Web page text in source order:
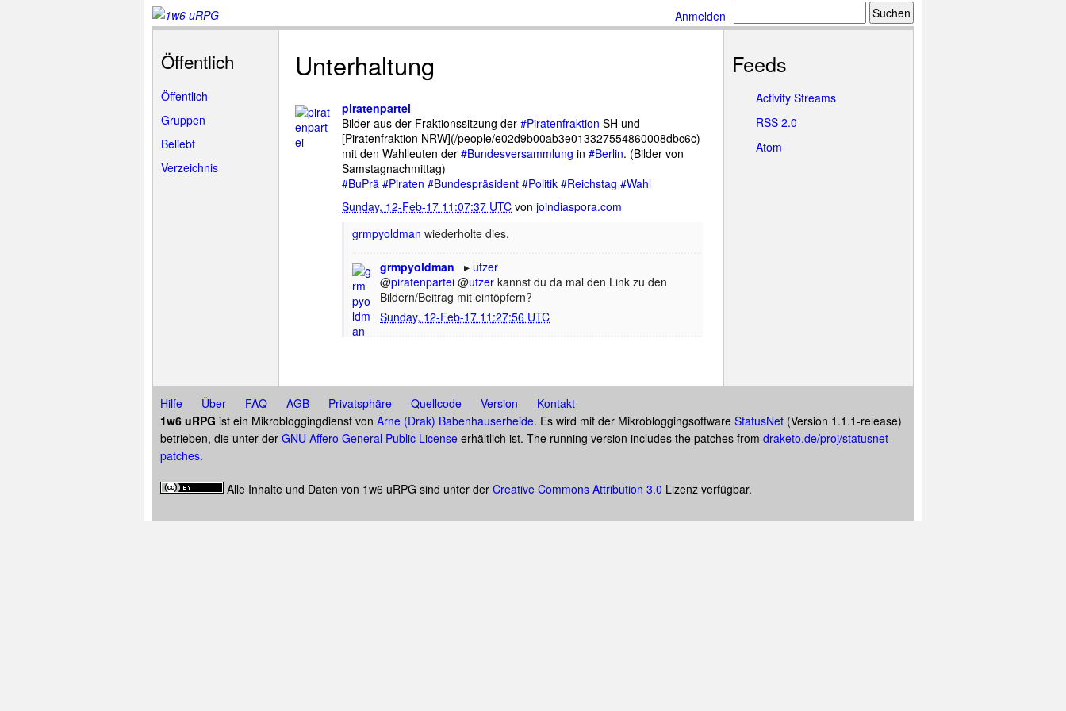
Anmelden
Öffentlich
Öffentlich
Gruppen
Beliebt
Verzeichnis
Unterhaltung
piratenpartei
Bilder aus der Fraktionssitzung der #Piratenfraktion SH und
[Piratenfraktion NRW](/people/e02d9b00ab3e013327554860008dbc6c)
mit den Wahlleuten der #Bundesversammlung in #Berlin. (Bilder von
Samstagnachmittag)
#BuPrä #Piraten #Bundespräsident #Politik #Reichstag #Wahl
Sunday, 12-Feb-17 11:07:37 UTC von joindiaspora.com
grmpyoldman wiederholte dies.
grmpyoldman
utzer
@piratenpartei @utzer kannst du da mal den Link zu den
Bildern/Beitrag mit eintöpfern?
Sunday, 12-Feb-17 11:27:56 UTC
Feeds
Activity Streams
RSS 2.0
Atom
Hilfe Über FAQ AGB Privatsphäre Quellcode Version
Kontakt
1w6 uRPG ist ein Mikrobloggingdienst von Arne (Drak) Babenhauserheide. Es wird mit der Mikrobloggingsoftware StatusNet (Version 1.1.1-release)
betrieben, die unter der GNU Affero General Public License erhältlich ist. The running version includes the patches from draketo.de/proj/statusnet-
patches.
Alle Inhalte und Daten von 1w6 uRPG sind unter der Creative Commons Attribution 3.0 Lizenz verfügbar.